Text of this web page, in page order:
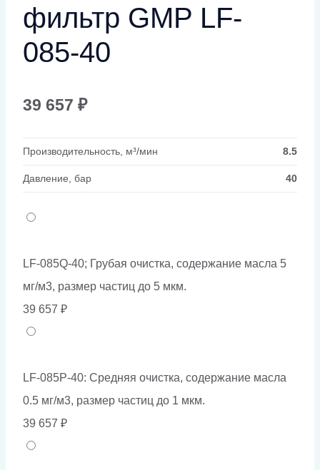
фильтр GMP LF-
085-40
39 657 ₽
Производительность, м³/мин 8.5
Давление, бар 40
LF-085Q-40; Грубая очистка, содержание масла 5
мг/м3, размер частиц до 5 мкм.
39 657 ₽
LF-085P-40: Средняя очистка, содержание масла
0.5 мг/м3, размер частиц до 1 мкм.
39 657 ₽